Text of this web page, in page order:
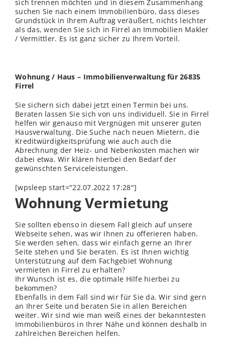
sich trennen möchten und in diesem Zusammenhang
suchen Sie nach einem Immobilienbüro, dass dieses
Grundstück in Ihrem Auftrag veräußert, nichts leichter
als das,wenden Sie sich in Firrel an Immobilien Makler
/ Vermittler. Es ist ganz sicher zu Ihrem Vorteil.
Wohnung / Haus – Immobilienverwaltung für 26835
Firrel
Sie sichern sich dabei jetzt einen Termin bei uns.
Beraten lassen Sie sich von uns individuell. Sie in Firrel
helfen wir genauso mit Vergnügen mit unserer guten
Hausverwaltung. Die Suche nach neuen Mietern, die
Kreditwürdigkeitsprüfung wie auch auch die
Abrechnung der Heiz- und Nebenkosten machen wir
dabei etwa. Wir klären hierbei den Bedarf der
gewünschten Serviceleistungen.
[wpsleep start="22.07.2022 17:28"]
Wohnung Vermietung
Sie sollten ebenso in diesem Fall gleich auf unsere
Webseite sehen, was wir Ihnen zu offerieren haben.
Sie werden sehen, dass wir einfach gerne an Ihrer
Seite stehen und Sie beraten. Es ist Ihnen wichtig
Unterstützung auf dem Fachgebiet Wohnung
vermieten in Firrel zu erhalten?
Ihr Wunsch ist es, die optimale Hilfe hierbei zu
bekommen?
Ebenfalls in dem Fall sind wir für Sie da. Wir sind gern
an Ihrer Seite und beraten Sie in allen Bereichen
weiter. Wir sind wie man weiß eines der bekanntesten
Immobilienbüros in Ihrer Nähe und können deshalb in
zahlreichen Bereichen helfen.